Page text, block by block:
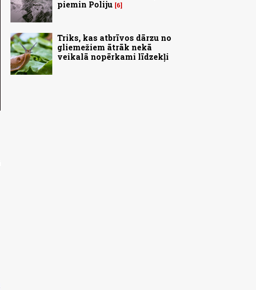
piemin Poliju 6
Triks, kas atbrīvos dārzu no
gliemežiem ātrāk nekā
veikalā nopērkami līdzekļi